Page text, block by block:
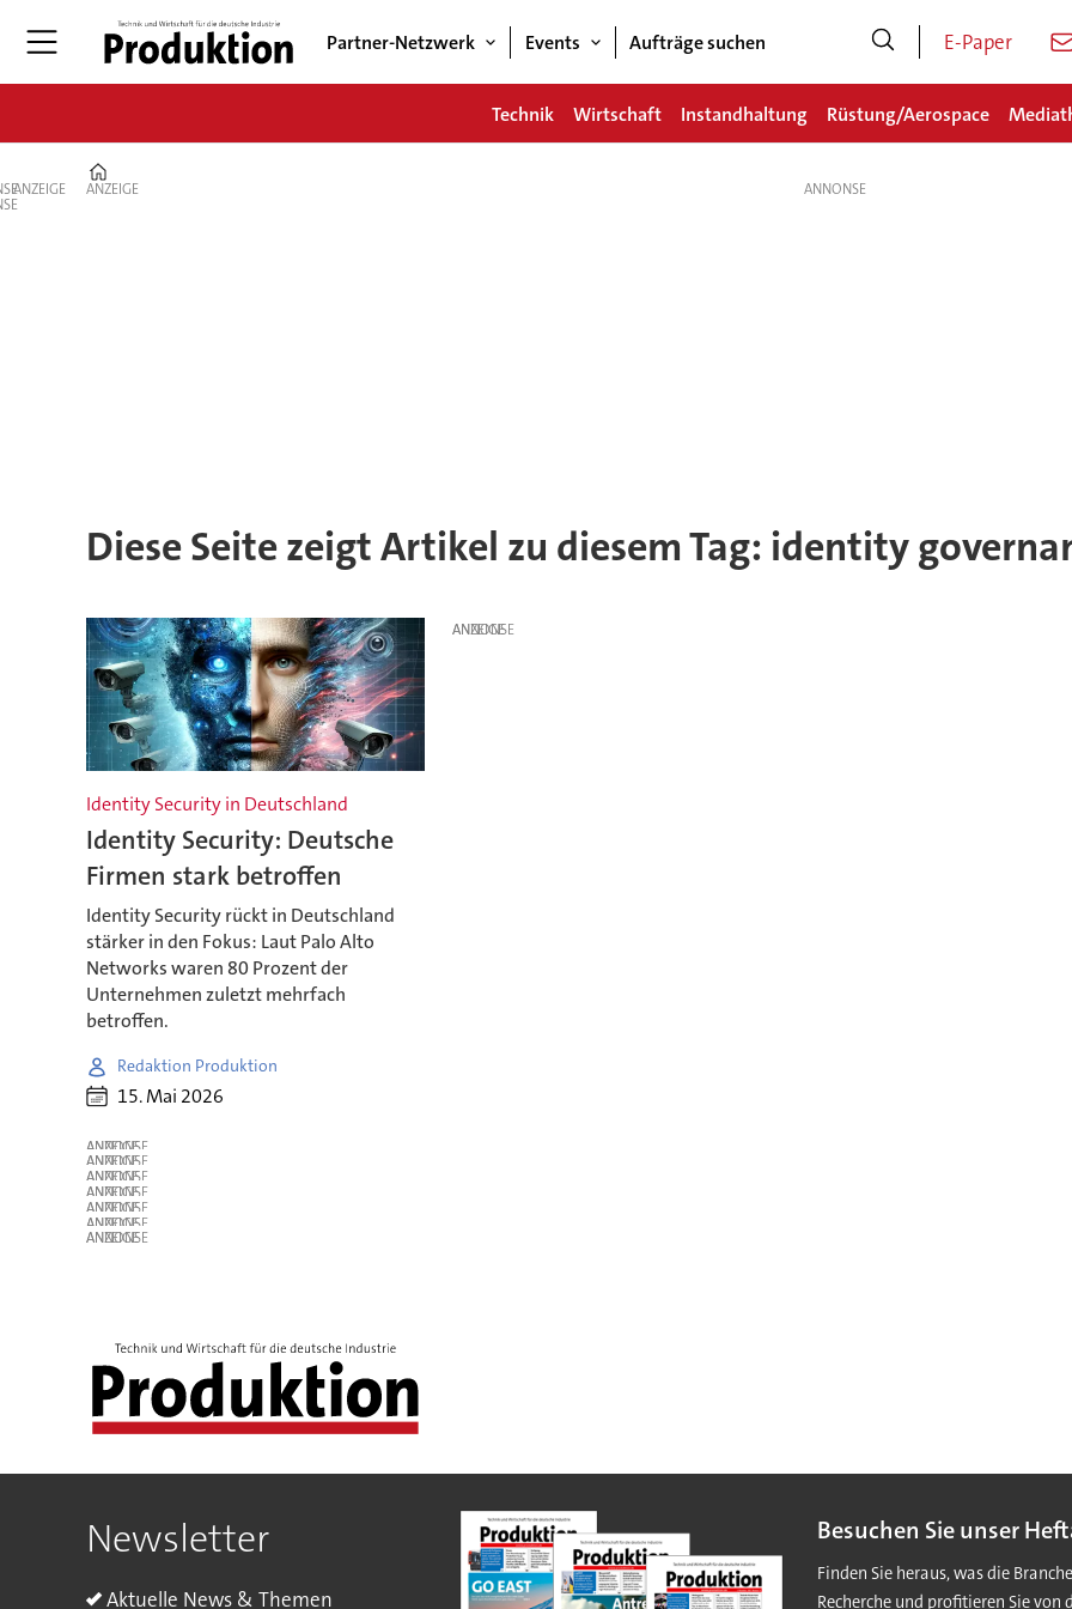
Partner-Netzwerk Events Aufträge suchen E-Paper
Technik Wirtschaft Instandhaltung Rüstung/Aerospace
ANZEIGE ANZEIGE
Diese Seite zeigt Artikel zu diesem Tag: identity
Identity Security in Deutschland
Identity Security: Deutsche
Firmen stark betroffen
Identity Security rückt in Deutschland
stärker in den Fokus: Laut Palo Alto
Networks waren 80 Prozent der
Unternehmen zuletzt mehrfach
betroffen.
Redaktion Produktion
15. Mai 2026
ANZEIGE
ANZEIGE
ANZEIGE
ANZEIGE
ANZEIGE
ANZEIGE
ANZEIGE
ANZEIGE
Newsletter
Aktuelle News & Themen
Besuchen Sie unser
Finden Sie heraus, was die
Recherche und profitieren Sie